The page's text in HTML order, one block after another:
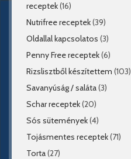
receptek(16)
Nutrifree receptek(39)
Oldallal kapcsolatos (3)
Penny Free receptek(6)
Rizslisztből készítettem (103)
Savanyúság / saláta(3)
Schar receptek(20)
Sós sütemények(4)
Tojásmentes receptek(71)
Torta(27)